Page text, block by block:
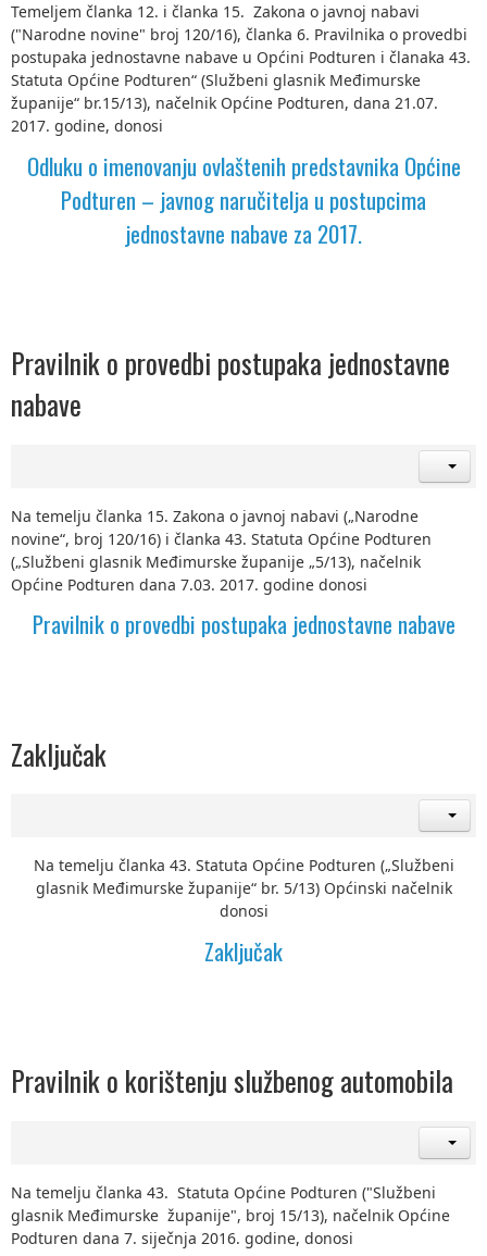
Temeljem članka 12. i članka 15. Zakona o javnoj nabavi
("Narodne novine" broj 120/16), članka 6. Pravilnika o provedbi
postupaka jednostavne nabave u Općini Podturen i članaka 43.
Statuta Općine Podturen“ (Službeni glasnik Međimurske
županije“ br.15/13), načelnik Općine Podturen, dana 21.07.
2017. godine, donosi
Odluku o imenovanju ovlaštenih predstavnika Općine
Podturen – javnog naručitelja u postupcima
jednostavne nabave za 2017.
Pravilnik o provedbi postupaka jednostavne
nabave
Na temelju članka 15. Zakona o javnoj nabavi („Narodne
novine“, broj 120/16) i članka 43. Statuta Općine Podturen
(„Službeni glasnik Međimurske županije „5/13), načelnik
Općine Podturen dana 7.03. 2017. godine donosi
Pravilnik o provedbi postupaka jednostavne nabave
Zaključak
Na temelju članka 43. Statuta Općine Podturen („Službeni
glasnik Međimurske županije“ br. 5/13) Općinski načelnik
donosi
Zaključak
Pravilnik o korištenju službenog automobila
Na temelju članka 43. Statuta Općine Podturen ("Službeni
glasnik Međimurske županije", broj 15/13), načelnik Općine
Podturen dana 7. siječnja 2016. godine, donosi